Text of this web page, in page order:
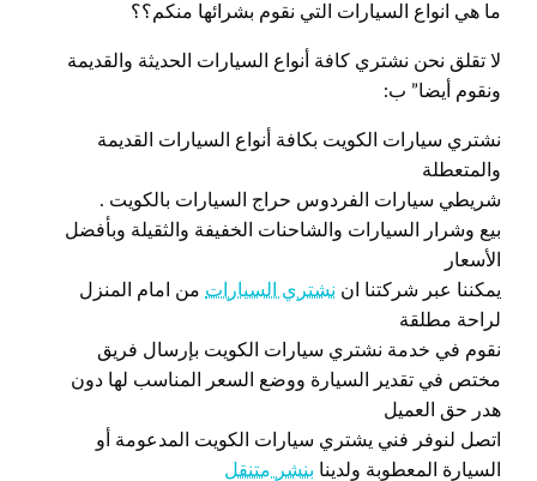
ما هي انواع السيارات التي نقوم بشرائها منكم؟؟
لا تقلق نحن نشتري كافة أنواع السيارات الحديثة والقديمة
ونقوم أيضا” ب:
نشتري سيارات الكويت بكافة أنواع السيارات القديمة
والمتعطلة
شريطي سيارات الفردوس حراج السيارات بالكويت .
بيع وشرار السيارات والشاحنات الخفيفة والثقيلة وبأفضل
الأسعار
يمكننا عبر شركتنا ان نشتري السيارات من امام المنزل
لراحة مطلقة
نقوم في خدمة نشتري سيارات الكويت بإرسال فريق
مختص في تقدير السيارة ووضع السعر المناسب لها دون
هدر حق العميل
اتصل لنوفر فني يشتري سيارات الكويت المدعومة أو
السيارة المعطوبة ولدينا بنشر متنقل